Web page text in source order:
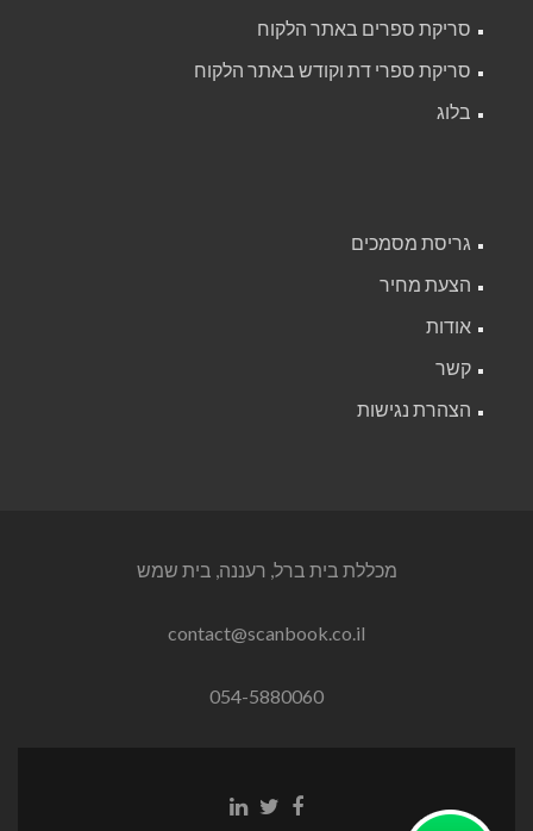
סריקת ספרים באתר הלקוח
סריקת ספרי דת וקודש באתר הלקוח
בלוג
גריסת מסמכים
הצעת מחיר
אודות
קשר
הצהרת נגישות
מכללת בית ברל, רעננה, בית שמש
contact@scanbook.co.il
054-5880060
Facebook
Twitter
Linkedin